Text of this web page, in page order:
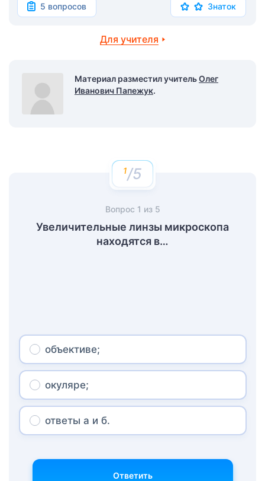
5 вопросов Знаток
Для учителя
Материал разместил учительОлег
Иванович Папежук.
/5
Вопрос 1 из 5
Увеличительные линзы микроскопа
находятся в…
объективе;
окуляре;
ответы а и б.
Ответить